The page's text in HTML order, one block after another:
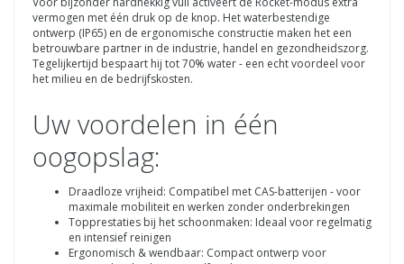
vermogen met één druk op de knop. Het waterbestendige
ontwerp (IP65) en de ergonomische constructie maken het een
betrouwbare partner in de industrie, handel en gezondheidszorg.
Tegelijkertijd bespaart hij tot 70% water - een echt voordeel voor
het milieu en de bedrijfskosten.
Uw voordelen in één
oogopslag:
Draadloze vrijheid: Compatibel met CAS-batterijen - voor
maximale mobiliteit en werken zonder onderbrekingen
Topprestaties bij het schoonmaken: Ideaal voor regelmatig
en intensief reinigen
Ergonomisch & wendbaar: Compact ontwerp voor